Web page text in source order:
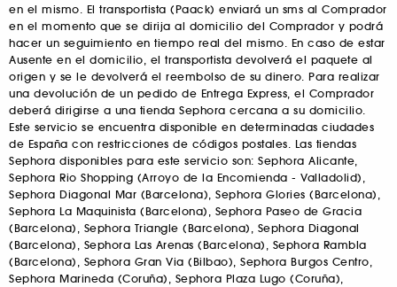
en el mismo. El transportista (Paack) enviará un sms al Comprador
en el momento que se dirija al domicilio del Comprador y podrá
hacer un seguimiento en tiempo real del mismo. En caso de estar
Ausente en el domicilio, el transportista devolverá el paquete al
origen y se le devolverá el reembolso de su dinero. Para realizar
una devolución de un pedido de Entrega Express, el Comprador
deberá dirigirse a una tienda Sephora cercana a su domicilio.
Este servicio se encuentra disponible en determinadas ciudades
de España con restricciones de códigos postales. Las tiendas
Sephora disponibles para este servicio son: Sephora Alicante,
Sephora Rio Shopping (Arroyo de la Encomienda - Valladolid),
Sephora Diagonal Mar (Barcelona), Sephora Glories (Barcelona),
Sephora La Maquinista (Barcelona), Sephora Paseo de Gracia
(Barcelona), Sephora Triangle (Barcelona), Sephora Diagonal
(Barcelona), Sephora Las Arenas (Barcelona), Sephora Rambla
(Barcelona), Sephora Gran Via (Bilbao), Sephora Burgos Centro,
Sephora Marineda (Coruña), Sephora Plaza Lugo (Coruña),